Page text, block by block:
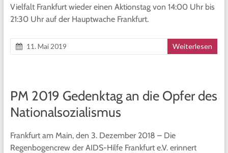
Vielfalt Frankfurt wieder einen Aktionstag von 14:00 Uhr bis
21:30 Uhr auf der Hauptwache Frankfurt.
11. Mai 2019 Weiterlesen
PM 2019 Gedenktag an die Opfer des
Nationalsozialismus
Frankfurt am Main, den 3. Dezember 2018 – Die
Regenbogencrew der AIDS-Hilfe Frankfurt e.V. erinnert